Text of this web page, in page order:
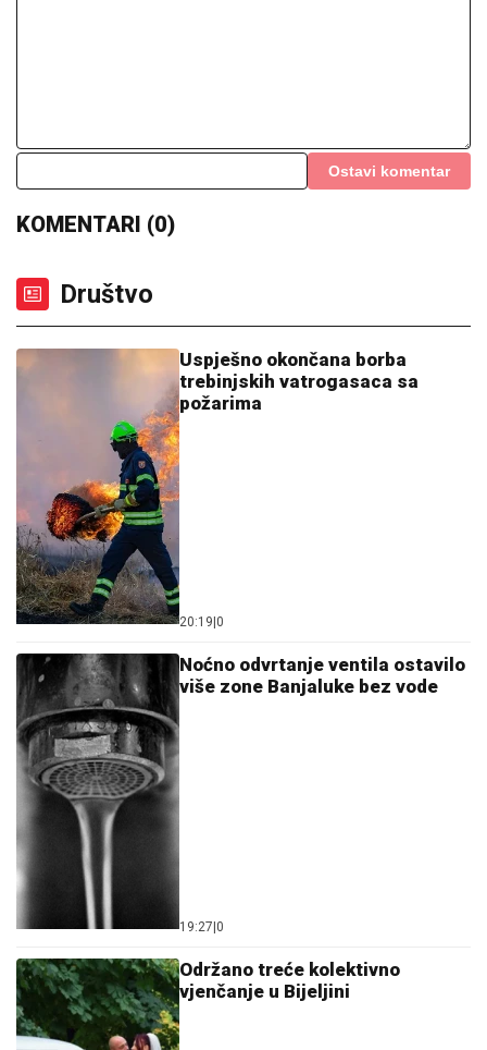
Ostavi komentar
KOMENTARI (0)
Društvo
Uspješno okončana borba
trebinjskih vatrogasaca sa
požarima
20:19 0
Noćno odvrtanje ventila ostavilo
više zone Banjaluke bez vode
19:27 0
Održano treće kolektivno
vjenčanje u Bijeljini